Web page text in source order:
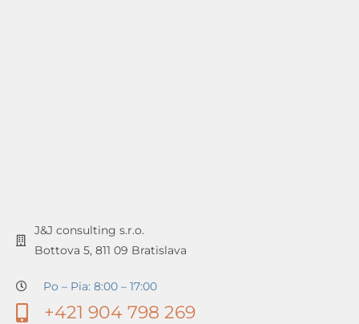
J&J consulting s.r.o.
Bottova 5, 811 09 Bratislava
Po – Pia: 8:00 – 17:00
+421 904 798 269